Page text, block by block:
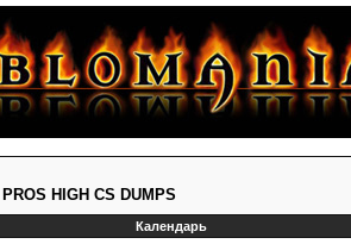
HIGH CS DUMPS
Календарь